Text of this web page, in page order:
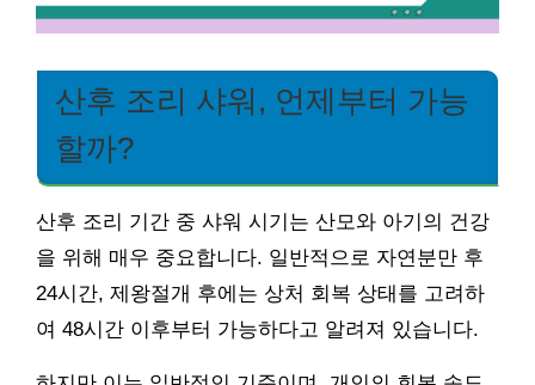
산후 조리 샤워, 언제부터 가능
할까?
산후 조리 기간 중 샤워 시기는 산모와 아기의 건강
을 위해 매우 중요합니다. 일반적으로 자연분만 후
24시간, 제왕절개 후에는 상처 회복 상태를 고려하
여 48시간 이후부터 가능하다고 알려져 있습니다.